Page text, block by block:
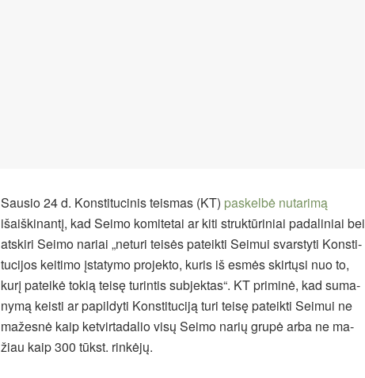
Sausio 24 d. Konstitucinis teismas (KT) paskelbė nutarimą
išaiškinantį, kad Sei­mo ko­mi­te­tai ar ki­ti struk­tū­ri­niai pa­da­li­niai bei
at­ski­ri Sei­mo na­riai „ne­tu­ri tei­sės pa­teik­ti Sei­mui svars­ty­ti Kons­ti­
tu­ci­jos kei­ti­mo įsta­ty­mo pro­jek­to, ku­ris iš es­mės skir­tų­si nuo to,
ku­rį pa­tei­kė to­kią tei­sę tu­rin­tis su­bjek­tas“. KT priminė, kad su­ma­
ny­mą keis­ti ar pa­pil­dy­ti Kons­ti­tu­ci­ją tu­ri tei­sę pa­teik­ti Sei­mui ne
ma­žes­nė kaip ket­vir­ta­da­lio vi­sų Sei­mo na­rių gru­pė ar­ba ne ma­
žiau kaip 300 tūkst. rin­kė­jų.